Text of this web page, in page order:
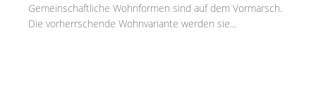
Gemeinschaftliche Wohnformen sind auf dem Vormarsch.
Die vorherrschende Wohnvariante werden sie...